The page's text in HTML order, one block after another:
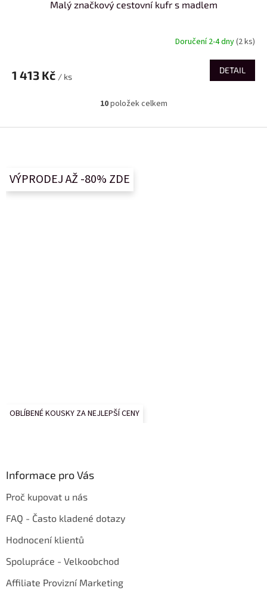
Malý značkový cestovní kufr s madlem
Doručení 2-4 dny(2 ks)
1 413 Kč / ks
DETAIL
O
l
10položek celkem
VÝPRODEJ AŽ -80% ZDE
OBLÍBENÉ KOUSKY ZA NEJLEPŠÍ CENY
Informace pro Vás
Proč kupovat u nás
FAQ - Často kladené dotazy
Hodnocení klientů
Spolupráce - Velkoobchod
Affiliate Provizní Marketing